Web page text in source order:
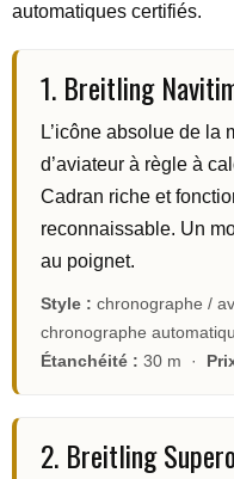
automatiques certifiés.
1. Breitling
L’icône absolue de la
d’aviateur à règle à
Cadran riche et
reconnaissable. Un
au poignet.
Style : chronographe /
chronographe
Étanchéité : 30 m ·
2. Breitling